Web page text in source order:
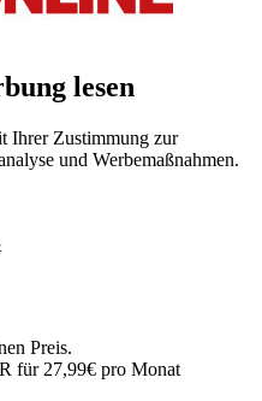
lesen
Ihrer Zustimmung zur
und Werbemaßnahmen.
Preis.
für 27,99€ pro Monat